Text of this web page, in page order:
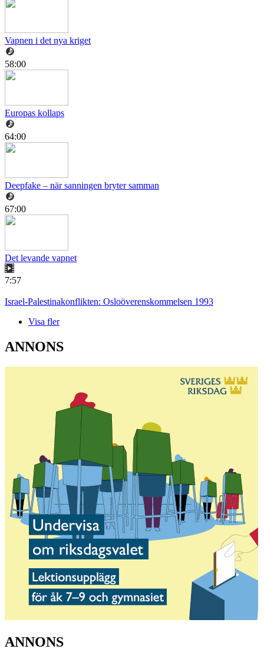
Vapnen i det nya kriget
58:00
Europas kollaps
64:00
Deepfake – när sanningen bryter samman
67:00
Det levande vapnet
7:57
Israel-Palestinakonflikten: Osloöverenskommelsen 1993
Visa fler
ANNONS
ANNONS